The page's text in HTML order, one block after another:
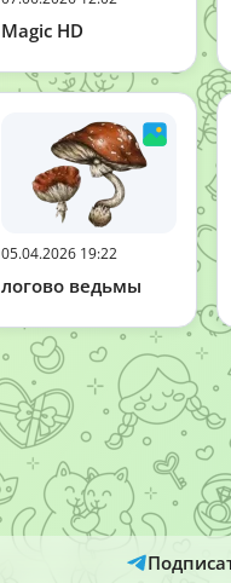
Magic HD
05.04.2026 19:22
логово ведьмы